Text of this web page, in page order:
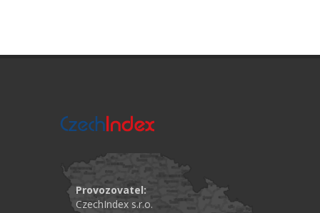
Provozovatel:
CzechIndex s.r.o.